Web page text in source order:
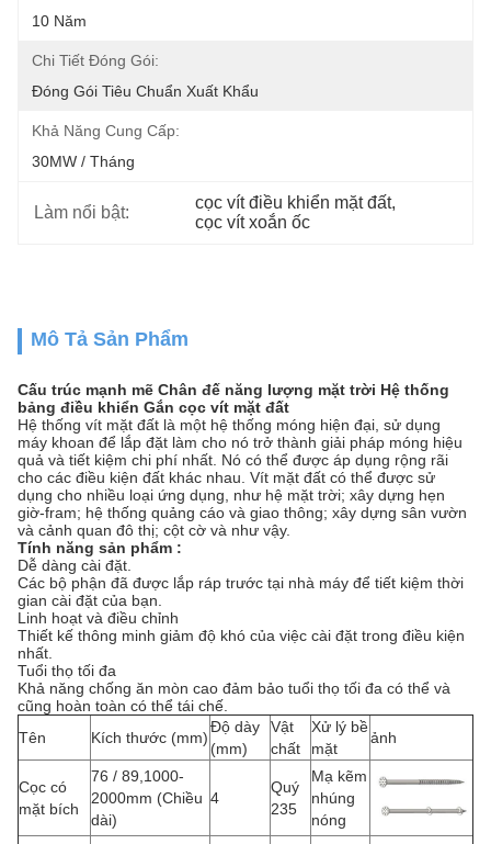
10 Năm
Chi Tiết Đóng Gói:
Đóng Gói Tiêu Chuẩn Xuất Khẩu
Khả Năng Cung Cấp:
30MW / Tháng
Làm nổi bật:
cọc vít điều khiển mặt đất,
cọc vít xoắn ốc
Mô Tả Sản Phẩm
Cấu trúc mạnh mẽ Chân đế năng lượng mặt trời Hệ thống
bảng điều khiển Gắn cọc vít mặt đất
Hệ thống vít mặt đất là một hệ thống móng hiện đại, sử dụng
máy khoan để lắp đặt làm cho nó trở thành giải pháp móng hiệu
quả và tiết kiệm chi phí nhất. Nó có thể được áp dụng rộng rãi
cho các điều kiện đất khác nhau. Vít mặt đất có thể được sử
dụng cho nhiều loại ứng dụng, như hệ mặt trời; xây dựng hẹn
giờ-fram; hệ thống quảng cáo và giao thông; xây dựng sân vườn
và cảnh quan đô thị; cột cờ và như vậy.
Tính năng sản phẩm :
Dễ dàng cài đặt.
Các bộ phận đã được lắp ráp trước tại nhà máy để tiết kiệm thời
gian cài đặt của bạn.
Linh hoạt và điều chỉnh
Thiết kế thông minh giảm độ khó của việc cài đặt trong điều kiện
nhất.
Tuổi thọ tối đa
Khả năng chống ăn mòn cao đảm bảo tuổi thọ tối đa có thể và
cũng hoàn toàn có thể tái chế.
Tên
Kích thước (mm)
Độ dày
(mm)
Vật
chất
Xử lý bề
mặt
ảnh
Cọc có
mặt bích
76 / 89,1000-
2000mm (Chiều
dài)
4
Quý
235
Mạ kẽm
nhúng
nóng